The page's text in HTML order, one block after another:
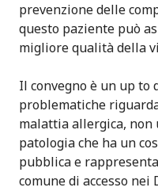
prevenzione delle
questo paziente può
migliore qualità della
Il convegno è un up to
problematiche
malattia allergica, non
patologia che ha un
pubblica e
comune di accesso